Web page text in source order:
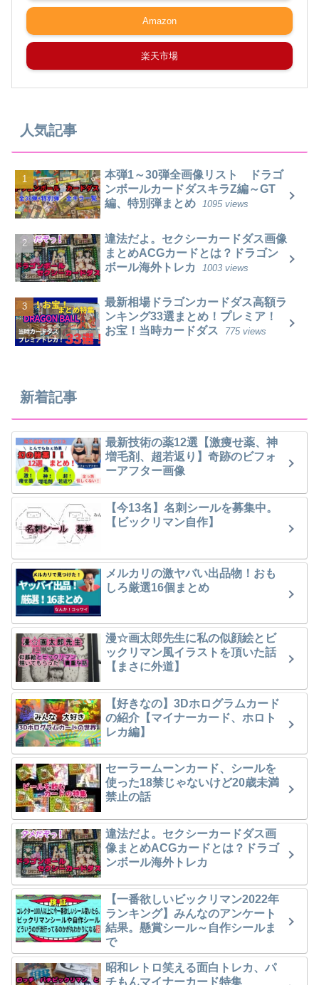
Amazon
楽天市場
人気記事
本弾1～30弾全画像リスト ドラゴ
ンボールカードダスキラZ編～GT
編、特別弾まとめ
1095 views
違法だよ。セクシーカードダス画像
まとめACGカードとは？ドラゴン
ボール海外トレカ
1003 views
最新相場ドラゴンカードダス高額ラ
ンキング33選まとめ！プレミア！
お宝！当時カードダス
775 views
新着記事
最新技術の薬12選【激痩せ薬、神
増毛剤、超若返り】奇跡のビフォ
ーアフター画像
【今13名】名刺シールを募集中。
【ビックリマン自作】
メルカリの激ヤバい出品物！おも
しろ厳選16個まとめ
漫☆画太郎先生に私の似顔絵とビ
ックリマン風イラストを頂いた話
【まさに外道】
【好きなの】3Dホログラムカード
の紹介【マイナーカード、ホロト
レカ編】
セーラームーンカード、シールを
使った18禁じゃないけど20歳未満
禁止の話
違法だよ。セクシーカードダス画
像まとめACGカードとは？ドラゴ
ンボール海外トレカ
【一番欲しいビックリマン2022年
ランキング】みんなのアンケート
結果。懸賞シール～自作シールま
で
昭和レトロ笑える面白トレカ、パ
チもんマイナーカード特集